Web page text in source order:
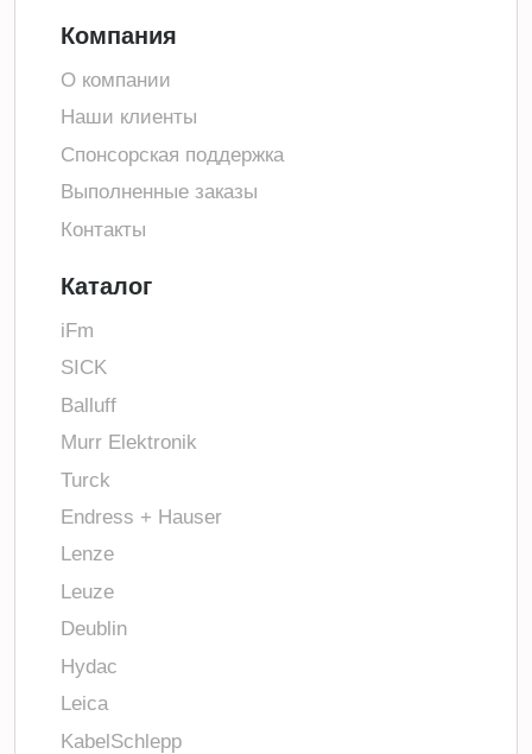
Компания
О компании
Наши клиенты
Спонсорская поддержка
Выполненные заказы
Контакты
Каталог
iFm
SICK
Balluff
Murr Elektronik
Turck
Endress + Hauser
Lenze
Leuze
Deublin
Hydac
Leica
KabelSchlepp